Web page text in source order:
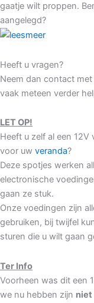
gaatje wilt proppen.
aangelegd?
Heeft u vragen?
Neem dan contact
vaak meteen verder
LET OP!
Heeft u zelf al een
voor uw veranda?
Deze spotjes werken
electronische
gaan ze stuk.
Onze voedingen zijn
gebruiken, bij twijfel
sturen die u wilt gaan
Ter Info
Voorheen was dit een
we nu hebben zijn niet